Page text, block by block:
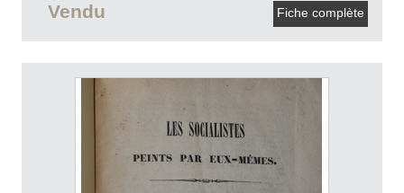
Vendu Fiche complète